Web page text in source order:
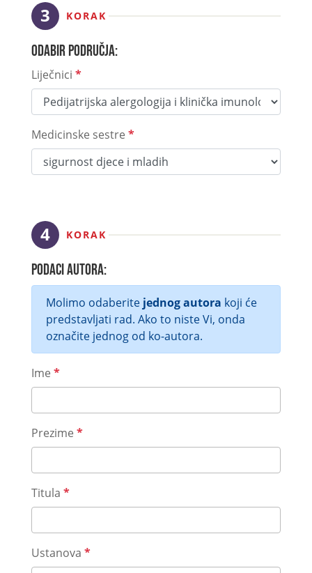
KORAK
Odabir područja:
Liječnici *
Medicinske sestre *
KORAK
Podaci autora:
Molimo odaberite jednog autora koji će
predstavljati rad. Ako to niste Vi, onda
označite jednog od ko-autora.
Ime *
Prezime *
Titula *
Ustanova *